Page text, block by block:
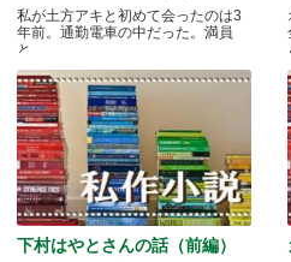
私が土方アキと初めて会ったのは3
年前。通勤電車の中だった。満員
と.....
下村はやとさんの話（前編）